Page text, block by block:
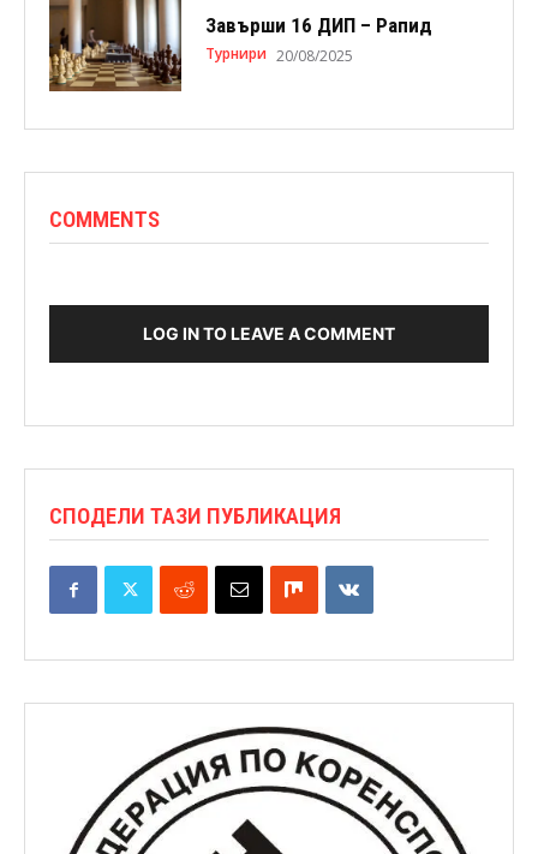
Завърши 16 ДИП – Рапид
Турнири 20/08/2025
COMMENTS
LOG IN TO LEAVE A COMMENT
СПОДЕЛИ ТАЗИ ПУБЛИКАЦИЯ